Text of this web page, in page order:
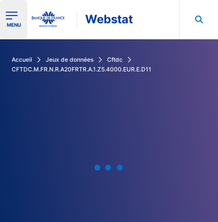
Ouvrir le menu de navigation
MENU Webstat
Accueil Jeux de données
Cftdc
CFTDC.M.FR.N.R.A20FRTR.A.1.Z5.4000.EUR.E.D11